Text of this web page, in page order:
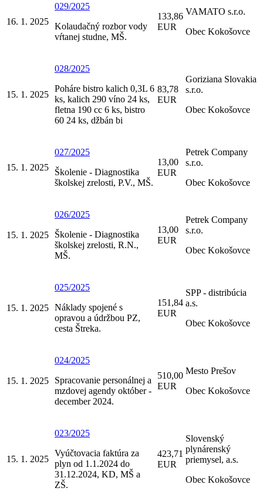
16. 1. 2025
029/2025
Kolaudačný rozbor vody
vŕtanej studne, MŠ.
133,86
EUR
VAMATO s.r.o.
Obec Kokošovce
15. 1. 2025
028/2025
Poháre bistro kalich 0,3L 6
ks, kalich 290 víno 24 ks,
fletna 190 cc 6 ks, bistro
60 24 ks, džbán bi
83,78
EUR
Goriziana Slovakia
s.r.o.
Obec Kokošovce
15. 1. 2025
027/2025
Školenie - Diagnostika
školskej zrelosti, P.V., MŠ.
13,00
EUR
Petrek Company
s.r.o.
Obec Kokošovce
15. 1. 2025
026/2025
Školenie - Diagnostika
školskej zrelosti, R.N.,
MŠ.
13,00
EUR
Petrek Company
s.r.o.
Obec Kokošovce
15. 1. 2025
025/2025
Náklady spojené s
opravou a údržbou PZ,
cesta Štreka.
151,84
EUR
SPP - distribúcia
a.s.
Obec Kokošovce
15. 1. 2025
024/2025
Spracovanie personálnej a
mzdovej agendy október -
december 2024.
510,00
EUR
Mesto Prešov
Obec Kokošovce
15. 1. 2025
023/2025
Vyúčtovacia faktúra za
plyn od 1.1.2024 do
31.12.2024, KD, MŠ a
ZŠ.
423,71
EUR
Slovenský
plynárenský
priemysel, a.s.
Obec Kokošovce